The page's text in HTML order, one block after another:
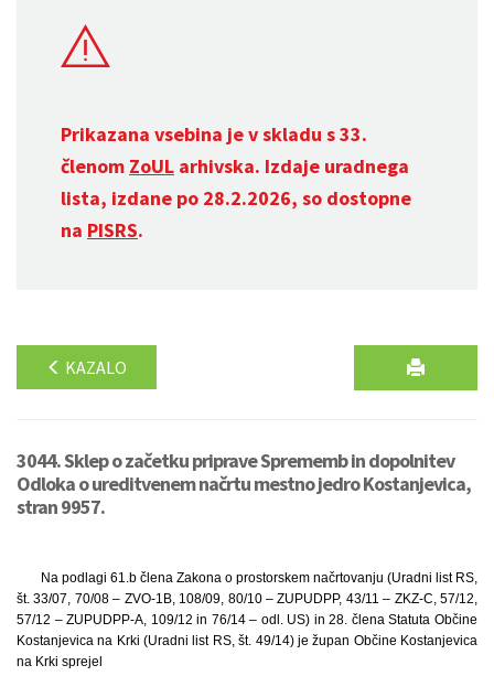
Prikazana vsebina je v skladu s 33.
členom ZoUL arhivska. Izdaje uradnega
lista, izdane po 28.2.2026, so dostopne
na PISRS.
KAZALO
3044. Sklep o začetku priprave Sprememb in dopolnitev
Odloka o ureditvenem načrtu mestno jedro Kostanjevica,
stran 9957.
Na podlagi 61.b člena Zakona o prostorskem načrtovanju (Uradni list RS,
št. 33/07, 70/08 – ZVO-1B, 108/09, 80/10 – ZUPUDPP, 43/11 – ZKZ-C, 57/12,
57/12 – ZUPUDPP-A, 109/12 in 76/14 – odl. US) in 28. člena Statuta Občine
Kostanjevica na Krki (Uradni list RS, št. 49/14) je župan Občine Kostanjevica
na Krki sprejel